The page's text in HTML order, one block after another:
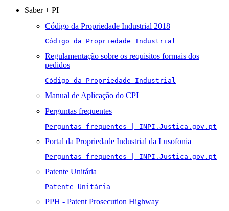
Saber + PI
Código da Propriedade Industrial 2018
Código da Propriedade Industrial
Regulamentação sobre os requisitos formais dos
pedidos
Código da Propriedade Industrial
Manual de Aplicação do CPI
Perguntas frequentes
Perguntas frequentes | INPI.Justica.gov.pt
Portal da Propriedade Industrial da Lusofonia
Perguntas frequentes | INPI.Justica.gov.pt
Patente Unitária
Patente Unitária
PPH - Patent Prosecution Highway